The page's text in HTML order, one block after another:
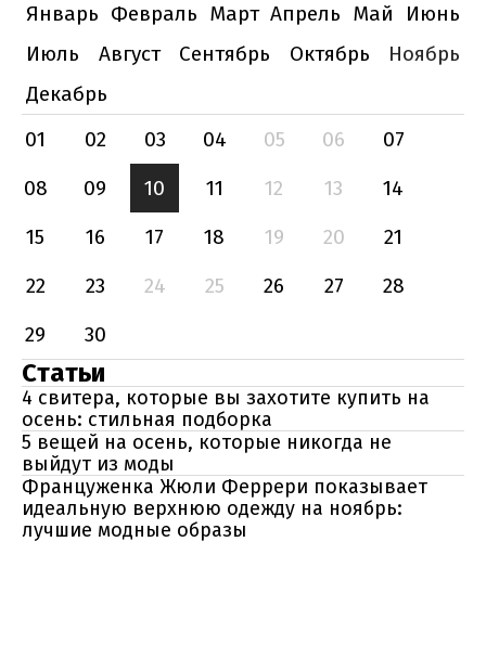
Январь Февраль Март Апрель Май
Июнь
Июль
Август Сентябрь Октябрь
Ноябрь
Декабрь
01
02 03 04 05 06
07
08
09 10 11 12 13
14
15
16 17 18 19 20
21
22
23 24 25 26 27
28
29
30
Статьи
4 свитера, которые вы захотите купить на
осень: стильная подборка
5 вещей на осень, которые никогда не
выйдут из моды
Француженка Жюли Феррери показывает
идеальную верхнюю одежду на ноябрь:
лучшие модные образы